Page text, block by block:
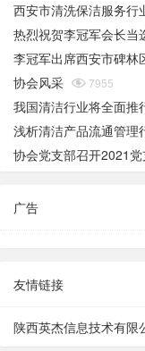
西安市清洗保洁服务行
协会风采  7955
我国清洁行业将全面推
浅析清洁产品流通管理
协会党支部召开2021
广告
友情链接
陕西英杰信息技术有限